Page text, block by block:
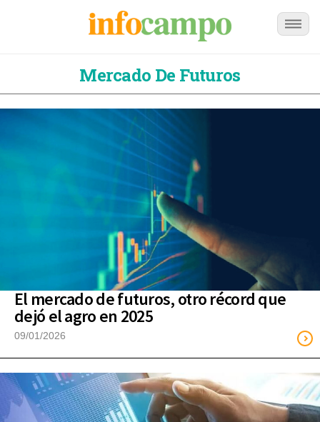
Mercado De Futuros
El mercado de futuros, otro récord que
dejó el agro en 2025
09/01/2026